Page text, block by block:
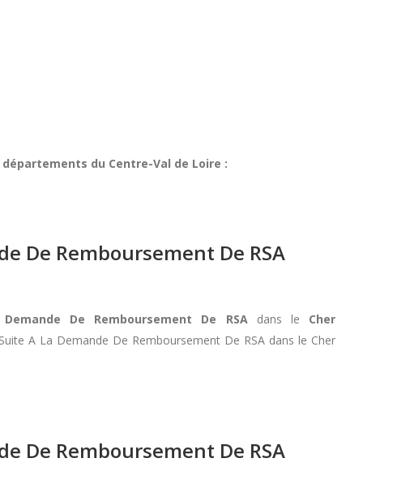
du Centre-Val de Loire :
De Remboursement De RSA
De Remboursement De RSAdans le Cher
A La Demande De Remboursement De RSA dans le Cher
De Remboursement De RSA